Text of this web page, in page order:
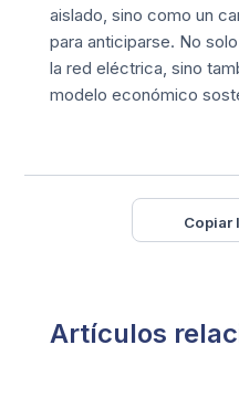
aislado, sino como un
para anticiparse. No
la red eléctrica, sino
modelo económico
Copiar
Artículos